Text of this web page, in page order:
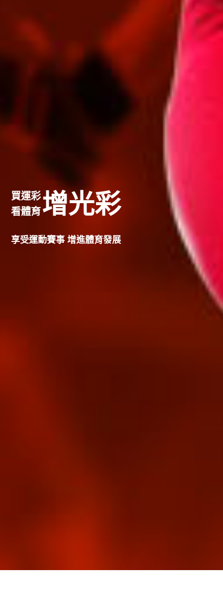
買運彩
看體育增光彩
享受運動賽事 增進體育發展